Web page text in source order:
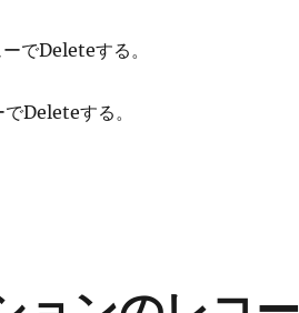
でDeleteする。
Deleteする。